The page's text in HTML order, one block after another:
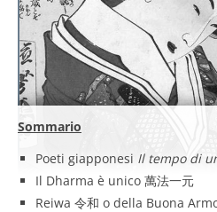
Sommario
Poeti giapponesi Il tempo di
Il Dharma è unico 萬法一元
Reiwa 令和 o della Buona